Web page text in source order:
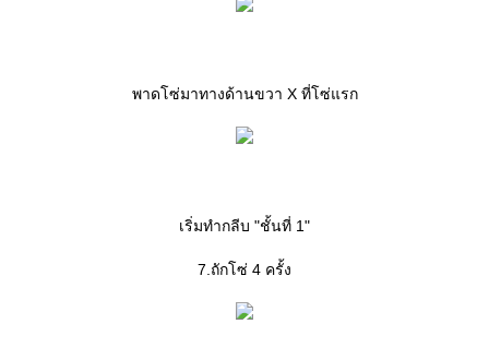
พาดโซ่มาทางด้านขวา X ที่โซ่แรก
เริ่มทำกลีบ "ชั้นที่ 1"
7.ถักโซ่ 4 ครั้ง